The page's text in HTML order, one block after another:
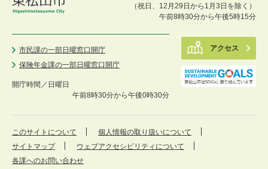
（祝日、12月29日から1月3日を除く）
午前8時30分から午後5時15分
市民課の一部日曜窓口開庁
保険年金課の一部日曜窓口開庁
開庁時間／ 日曜日
午前8時30分から午後0時30分
アクセス
このサイトについて
個人情報の取り扱いについて
サイトマップ
ウェブアクセシビリティについて
各課へのお問い合わせ